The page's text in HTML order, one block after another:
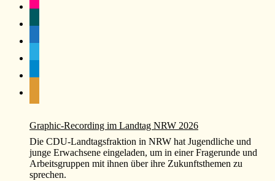
camera
Graphic-Recording im Landtag NRW 2026
Die CDU-Landtagsfraktion in NRW hat Jugendliche und
junge Erwachsene eingeladen, um in einer Fragerunde und
Arbeitsgruppen mit ihnen über ihre Zukunftsthemen zu
sprechen.